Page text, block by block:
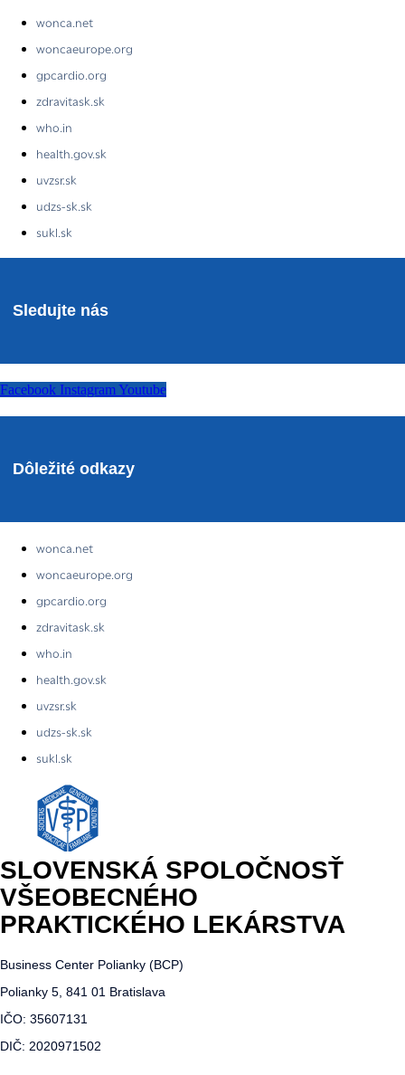
wonca.net
woncaeurope.org
gpcardio.org
zdravitask.sk
who.in
health.gov.sk
uvzsr.sk
udzs-sk.sk
sukl.sk
Sledujte nás
Facebook Instagram Youtube
Dôležité odkazy
wonca.net
woncaeurope.org
gpcardio.org
zdravitask.sk
who.in
health.gov.sk
uvzsr.sk
udzs-sk.sk
sukl.sk
SLOVENSKÁ SPOLOČNOSŤ
VŠEOBECNÉHO
PRAKTICKÉHO LEKÁRSTVA
Business Center Polianky (BCP)
Polianky 5, 841 01 Bratislava
IČO: 35607131
DIČ: 2020971502